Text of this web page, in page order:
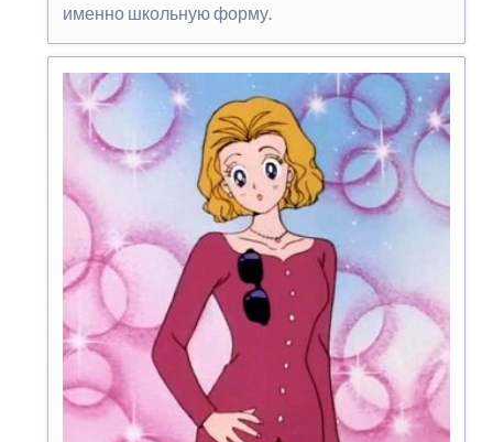
именно школьную форму.